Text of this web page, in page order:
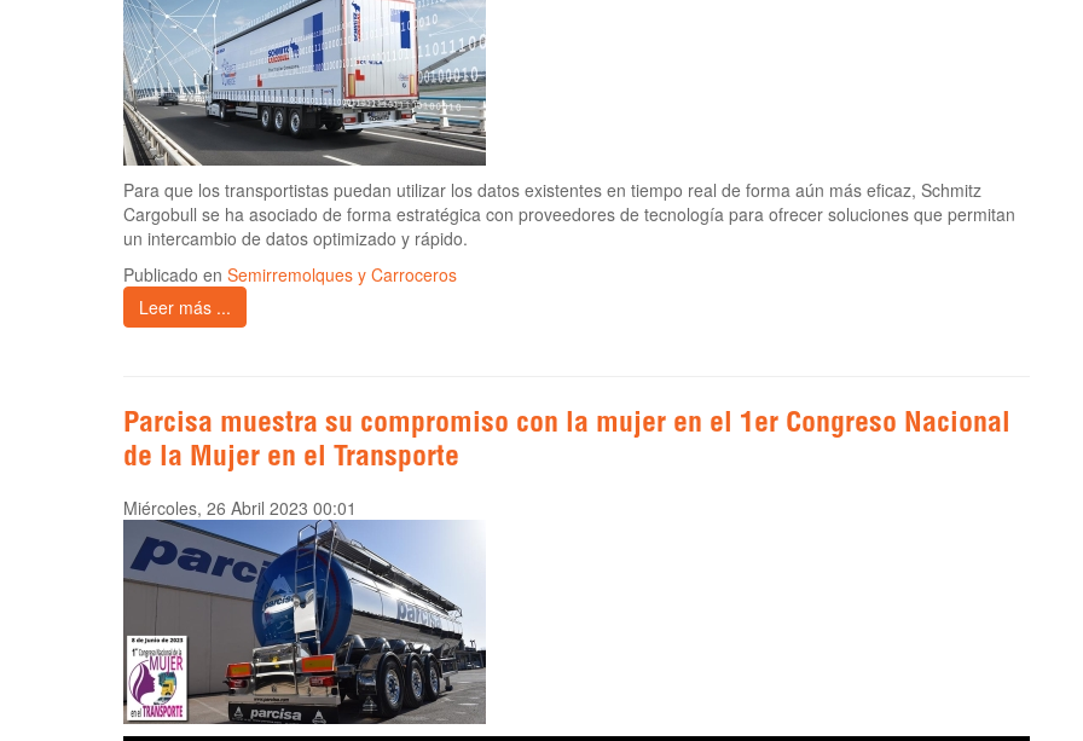
Para que los transportistas puedan utilizar los datos existentes en tiempo real de forma aún más eficaz, Schmitz
Cargobull se ha asociado de forma estratégica con proveedores de tecnología para ofrecer soluciones que permitan
un intercambio de datos optimizado y rápido.
Publicado en Semirremolques y Carroceros
Leer más ...
Parcisa muestra su compromiso con la mujer en el 1er Congreso Nacional
de la Mujer en el Transporte
Miércoles, 26 Abril 2023 00:01